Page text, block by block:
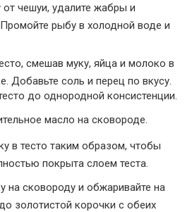
от чешуи, удалите жабры и
Промойте рыбу в холодной воде и
смешав муку, яйца и молоко в
Добавьте соль и перец по вкусу.
до однородной консистенции.
масло на сковороде.
в тесто таким образом, чтобы
покрыта слоем теста.
на сковороду и обжаривайте на
золотистой корочки с обеих